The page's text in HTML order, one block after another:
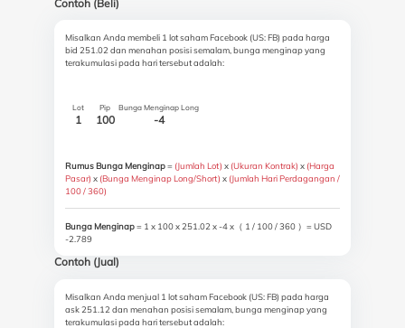
Contoh (Beli)
Misalkan Anda membeli 1 lot saham Facebook (US: FB) pada harga
bid 251.02 dan menahan posisi semalam, bunga menginap yang
terakumulasi pada hari tersebut adalah:
Lot
1
Pip
100
Bunga Menginap Long
-4
Rumus Bunga Menginap= (Jumlah Lot) x (Ukuran Kontrak) x (Harga
Pasar) x (Bunga Menginap Long/Short) x (Jumlah Hari Perdagangan /
100 / 360)
Bunga Menginap= 1 x 100 x 251.02 x -4 x（ 1 / 100 / 360 ）= USD
-2.789
Contoh (Jual)
Misalkan Anda menjual 1 lot saham Facebook (US: FB) pada harga
ask 251.12 dan menahan posisi semalam, bunga menginap yang
terakumulasi pada hari tersebut adalah: